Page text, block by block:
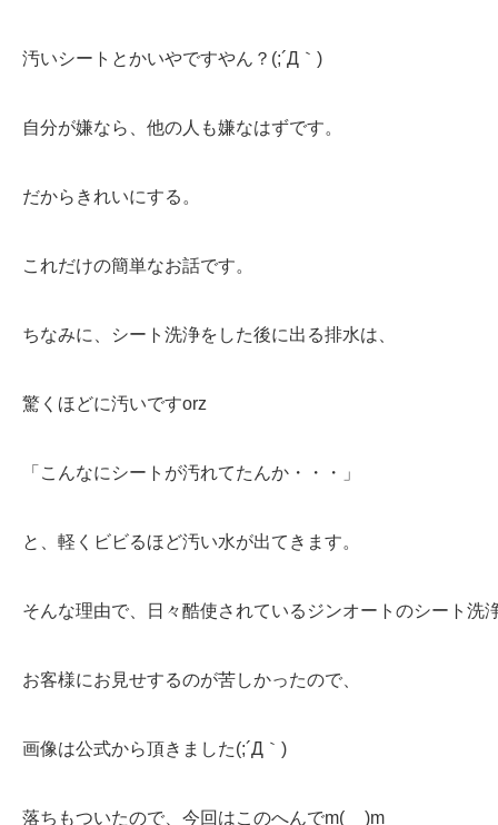
汚いシートとかいやですやん？(;´Д｀)
自分が嫌なら、他の人も嫌なはずです。
だからきれいにする。
これだけの簡単なお話です。
ちなみに、シート洗浄をした後に出る排水は、
驚くほどに汚いですorz
「こんなにシートが汚れてたんか・・・」
と、軽くビビるほど汚い水が出てきます。
そんな理由で、日々酷使されているジンオートのシート洗
お客様にお見せするのが苦しかったので、
画像は公式から頂きました(;´Д｀)
落ちもついたので、今回はこのへんでm(__)m